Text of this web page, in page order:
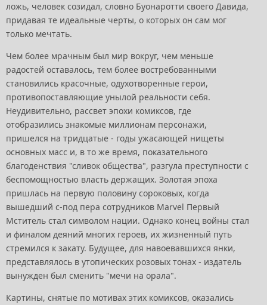
ложь, человек созидал, словно Буонаротти своего Давида,
придавая те идеальные черты, о которых он сам мог
только мечтать.
Чем более мрачным был мир вокруг, чем меньше
радостей оставалось, тем более востребованными
становились красочные, одухотворенные герои,
противопоставляющие унылой реальности себя.
Неудивительно, рассвет эпохи комиксов, где
отобразились знакомые миллионам персонажи,
пришелся на тридцатые - годы ужасающей нищеты
основных масс и, в то же время, показательного
благоденствия "сливок общества", разгула преступности с
беспомощностью власть держащих. Золотая эпоха
пришлась на первую половину сороковых, когда
вышедший с-под пера сотрудников Marvel Первый
Мститель стал символом нации. Однако конец войны стал
и финалом деяний многих героев, их жизненный путь
стремился к закату. Будущее, для навоевавшихся янки,
представлялось в утопических розовых тонах - издатель
вынужден был сменить "мечи на орала".
Картины, снятые по мотивах этих комиксов, оказались